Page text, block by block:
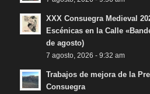
XXX Consuegra Medieval
Escénicas en la Calle
de agosto)
7 agosto, 2026 - 9:32 am
Trabajos de mejora de la
Consuegra